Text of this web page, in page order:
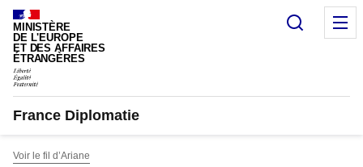
Cookie-Einstellungen
MINISTÈRE
DE L'EUROPE
ET DES AFFAIRES
ÉTRANGÈRES
Suche
France Diplomatie
Voir le fil d’Ariane